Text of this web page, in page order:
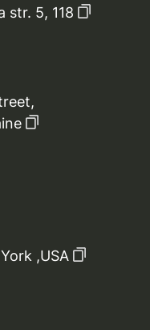
str. 5, 118
,USA